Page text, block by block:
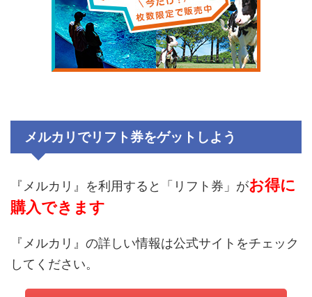
メルカリでリフト券をゲットしよう
『メルカリ』を利用すると「リフト券」がお得に
購入できます
『メルカリ』の詳しい情報は公式サイトをチェック
してください。